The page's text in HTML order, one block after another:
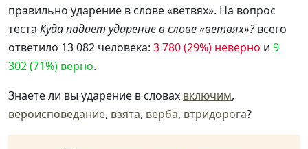
правильно ударение в слове «ветвях». На вопрос
теста Куда падает ударение в слове «ветвях»?всего
ответило 13 082 человека: 3 780 (29%) неверно и 9
302 (71%) верно.
Знаете ли вы ударение в словах включим,
вероисповедание, взята, верба, втридорога?